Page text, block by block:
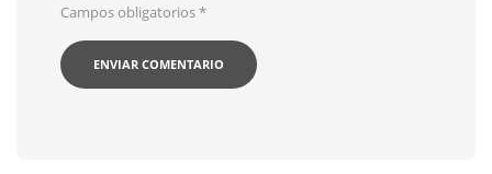
Campos obligatorios*